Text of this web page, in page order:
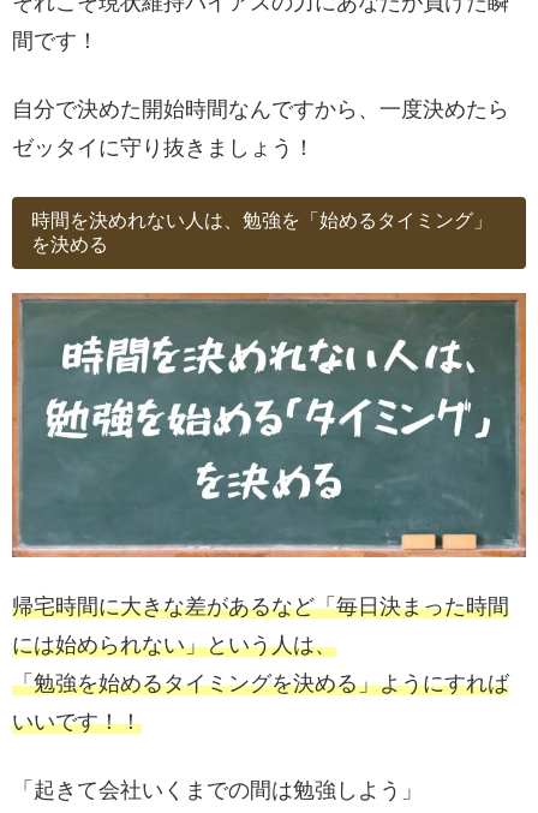
間です！
自分で決めた開始時間なんですから、一度決めたら
ゼッタイに守り抜きましょう！
時間を決めれない人は、勉強を「始めるタイミング」
を決める
帰宅時間に大きな差があるなど「毎日決まった時間
には始められない」という人は、
「勉強を始めるタイミングを決める」ようにすれば
いいです！！
「起きて会社いくまでの間は勉強しよう」